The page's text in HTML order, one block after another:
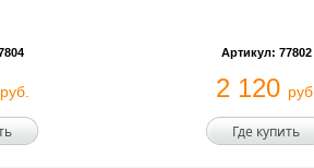
руб.
Артикул: 77802
2 120 руб.
Где купить